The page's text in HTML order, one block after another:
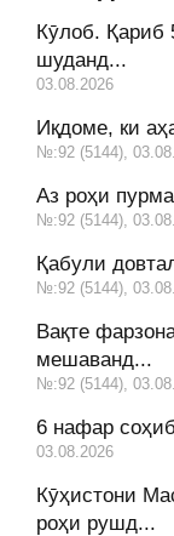
Кӯлоб. Қариб
шуданд...
03.08.2026
Иқдоме, ки
№:92 (5144),
Аз роҳи
№:92 (5144),
Қабули
№:92 (5144),
Вақте
мешаванд...
№:92 (5144),
6 нафар
03.08.2026
Кӯҳистони
роҳи рушд...